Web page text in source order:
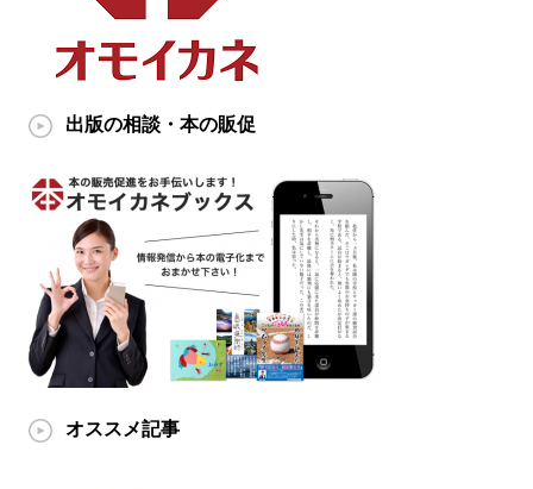
出版の相談・本の販促
オススメ記事